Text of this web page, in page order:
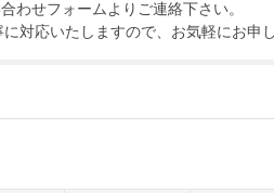
わせフォームよりご連絡下さい。
対応いたしますので、お気軽にお申